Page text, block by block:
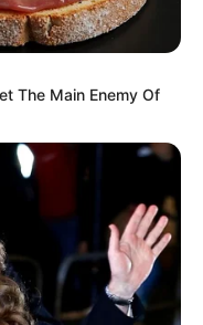
The Main Enemy Of